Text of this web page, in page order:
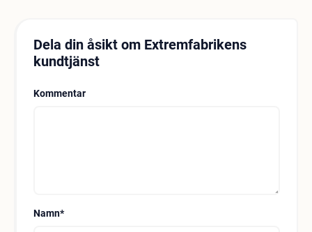
Dela din åsikt om Extremfabrikens
kundtjänst
Kommentar
Namn*